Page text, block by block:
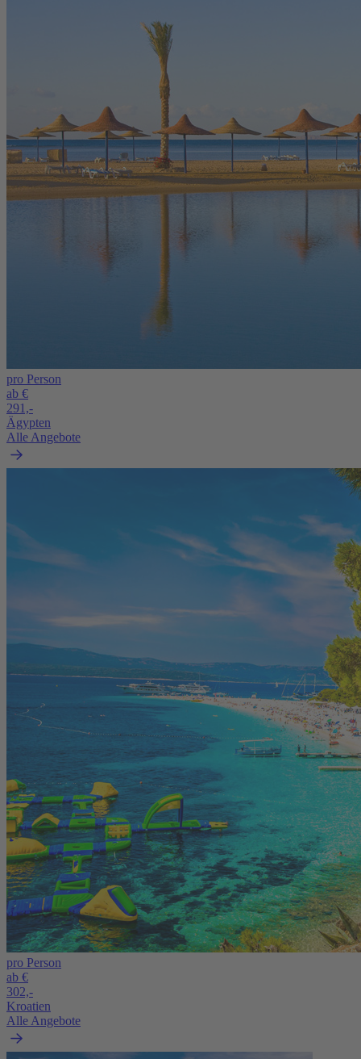
pro Person
ab €
291,-
Ägypten
Alle Angebote
pro Person
ab €
302,-
Kroatien
Alle Angebote